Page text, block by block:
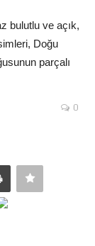
bulutlu ve açık,
Doğu
parçalı
0